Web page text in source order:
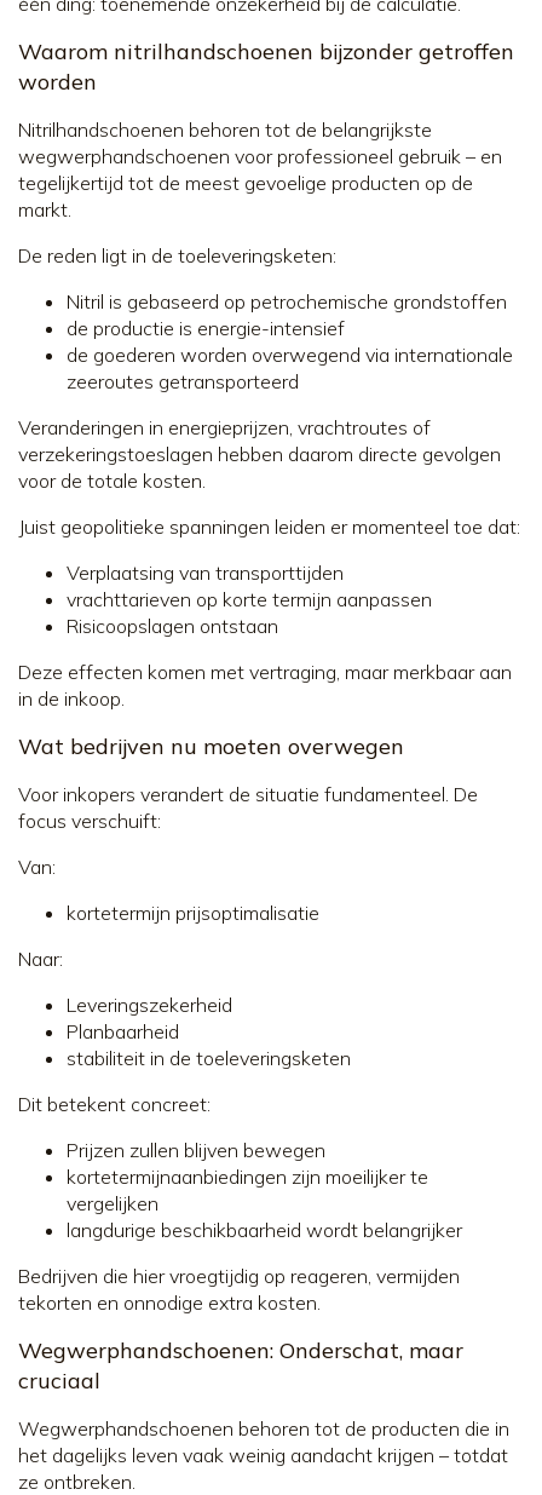
Waarom nitrilhandschoenen bijzonder getroffen
worden
Nitrilhandschoenen behoren tot de belangrijkste
wegwerphandschoenen voor professioneel gebruik – en
tegelijkertijd tot de meest gevoelige producten op de
markt.
De reden ligt in de toeleveringsketen:
Nitril is gebaseerd op petrochemische grondstoffen
de productie is energie-intensief
de goederen worden overwegend via internationale
zeeroutes getransporteerd
Veranderingen in energieprijzen, vrachtroutes of
verzekeringstoeslagen hebben daarom directe gevolgen
voor de totale kosten.
Juist geopolitieke spanningen leiden er momenteel toe dat:
Verplaatsing van transporttijden
vrachttarieven op korte termijn aanpassen
Risicoopslagen ontstaan
Deze effecten komen met vertraging, maar merkbaar aan
in de inkoop.
Wat bedrijven nu moeten overwegen
Voor inkopers verandert de situatie fundamenteel. De
focus verschuift:
Van:
kortetermijn prijsoptimalisatie
Naar:
Leveringszekerheid
Planbaarheid
stabiliteit in de toeleveringsketen
Dit betekent concreet:
Prijzen zullen blijven bewegen
kortetermijnaanbiedingen zijn moeilijker te
vergelijken
langdurige beschikbaarheid wordt belangrijker
Bedrijven die hier vroegtijdig op reageren, vermijden
tekorten en onnodige extra kosten.
Wegwerphandschoenen: Onderschat, maar
cruciaal
Wegwerphandschoenen behoren tot de producten die in
het dagelijks leven vaak weinig aandacht krijgen – totdat
ze ontbreken.